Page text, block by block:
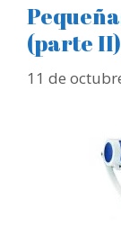
(parte II)
11 de